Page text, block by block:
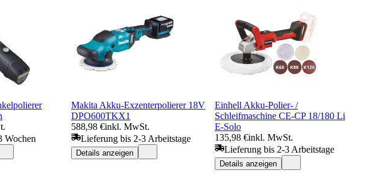
Wochen
Makita Akku-Exzenterpolierer 18V
DPO600TKX1
588,98 €inkl. MwSt.
Lieferung bis 2-3 Arbeitstage
Details anzeigen
Einhell Akku-Polier- /
Schleifmaschine CE-CP 18/180 Li
E-Solo
135,98 €inkl. MwSt.
Lieferung bis 2-3 Arbeitstage
Details anzeigen